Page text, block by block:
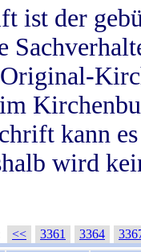
ist der
kann
wird
<< 3361 3364